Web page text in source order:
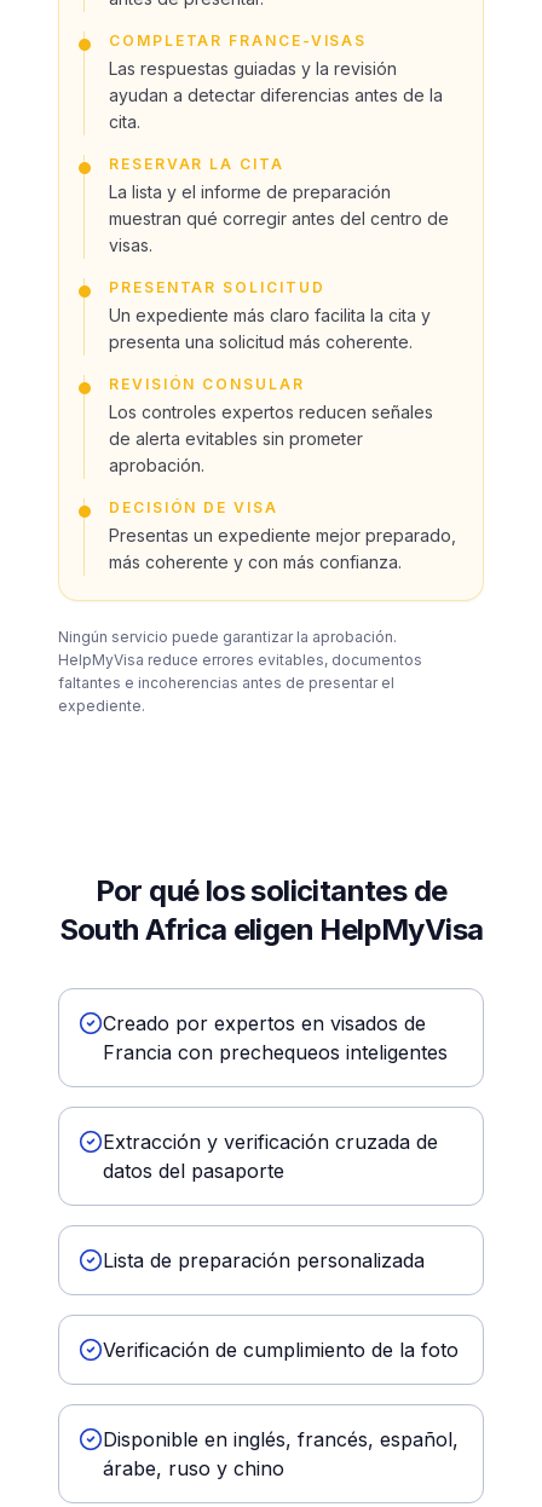
COMPLETAR FRANCE-VISAS
Las respuestas guiadas y la revisión
ayudan a detectar diferencias antes de la
cita.
RESERVAR LA CITA
La lista y el informe de preparación
muestran qué corregir antes del centro de
visas.
PRESENTAR SOLICITUD
Un expediente más claro facilita la cita y
presenta una solicitud más coherente.
REVISIÓN CONSULAR
Los controles expertos reducen señales
de alerta evitables sin prometer
aprobación.
DECISIÓN DE VISA
Presentas un expediente mejor preparado,
más coherente y con más confianza.
Ningún servicio puede garantizar la aprobación.
HelpMyVisa reduce errores evitables, documentos
faltantes e incoherencias antes de presentar el
expediente.
Por qué los solicitantes de
South Africa eligen HelpMyVisa
Creado por expertos en visados de
Francia con prechequeos inteligentes
Extracción y verificación cruzada de
datos del pasaporte
Lista de preparación personalizada
Verificación de cumplimiento de la foto
Disponible en inglés, francés, español,
árabe, ruso y chino